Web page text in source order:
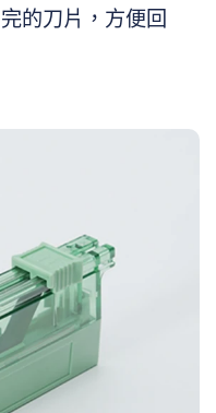
的刀片，方便回